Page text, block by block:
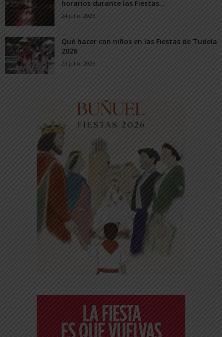
horarios durante las Fiestas...
24 julio, 2026
Qué hacer con niños en las Fiestas de Tudela
2026
23 julio, 2026